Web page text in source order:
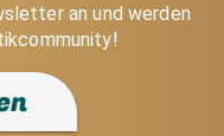
an und werden